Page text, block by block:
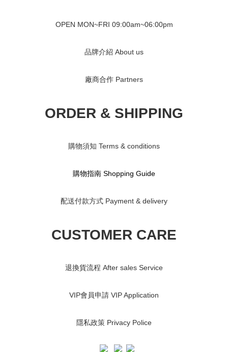
OPEN MON~FRI 09:00am~06:00pm
品牌介紹 About us
廠商合作 Partners
ORDER & SHIPPING
購物須知 Terms & conditions
購物指南 Shopping Guide
配送付款方式 Payment & delivery
CUSTOMER CARE
退換貨流程 After sales Service
VIP會員申請 VIP Application
隱私政策 Privacy Police